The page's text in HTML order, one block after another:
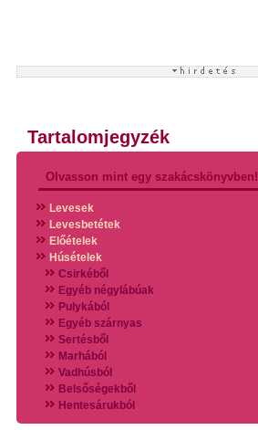
Tartalomjegyzék
Olvasson mint egy szakácskönyvben!
Levesek
Levesbetétek
Előételek
Húsételek
Csirkéből
Egyéb négylábúak
Pulykából
Egyéb szárnyas
Sertésből
Marhából
Vadhúsból
Belsőségekből
Hentesárukból
Vadszárnyasokból